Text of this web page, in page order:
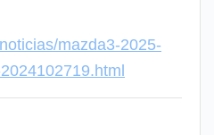
mazda3-2025-